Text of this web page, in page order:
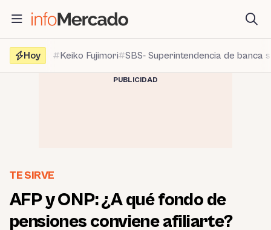
contenido
Hoy
Keiko Fujimori SBS- Superintendencia de banca
PUBLICIDAD
TE SIRVE
AFP y ONP: ¿A qué fondo de
pensiones conviene afiliarte?